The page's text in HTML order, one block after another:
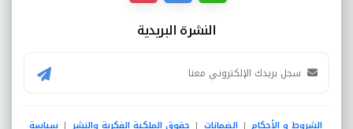
النشرة البريدية
الشروط و الأحكام | الضمانات | حقوق الملكية الفكرية والنشر | سياسة